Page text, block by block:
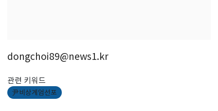
dongchoi89@news1.kr
관련 키워드
尹비상계엄선포